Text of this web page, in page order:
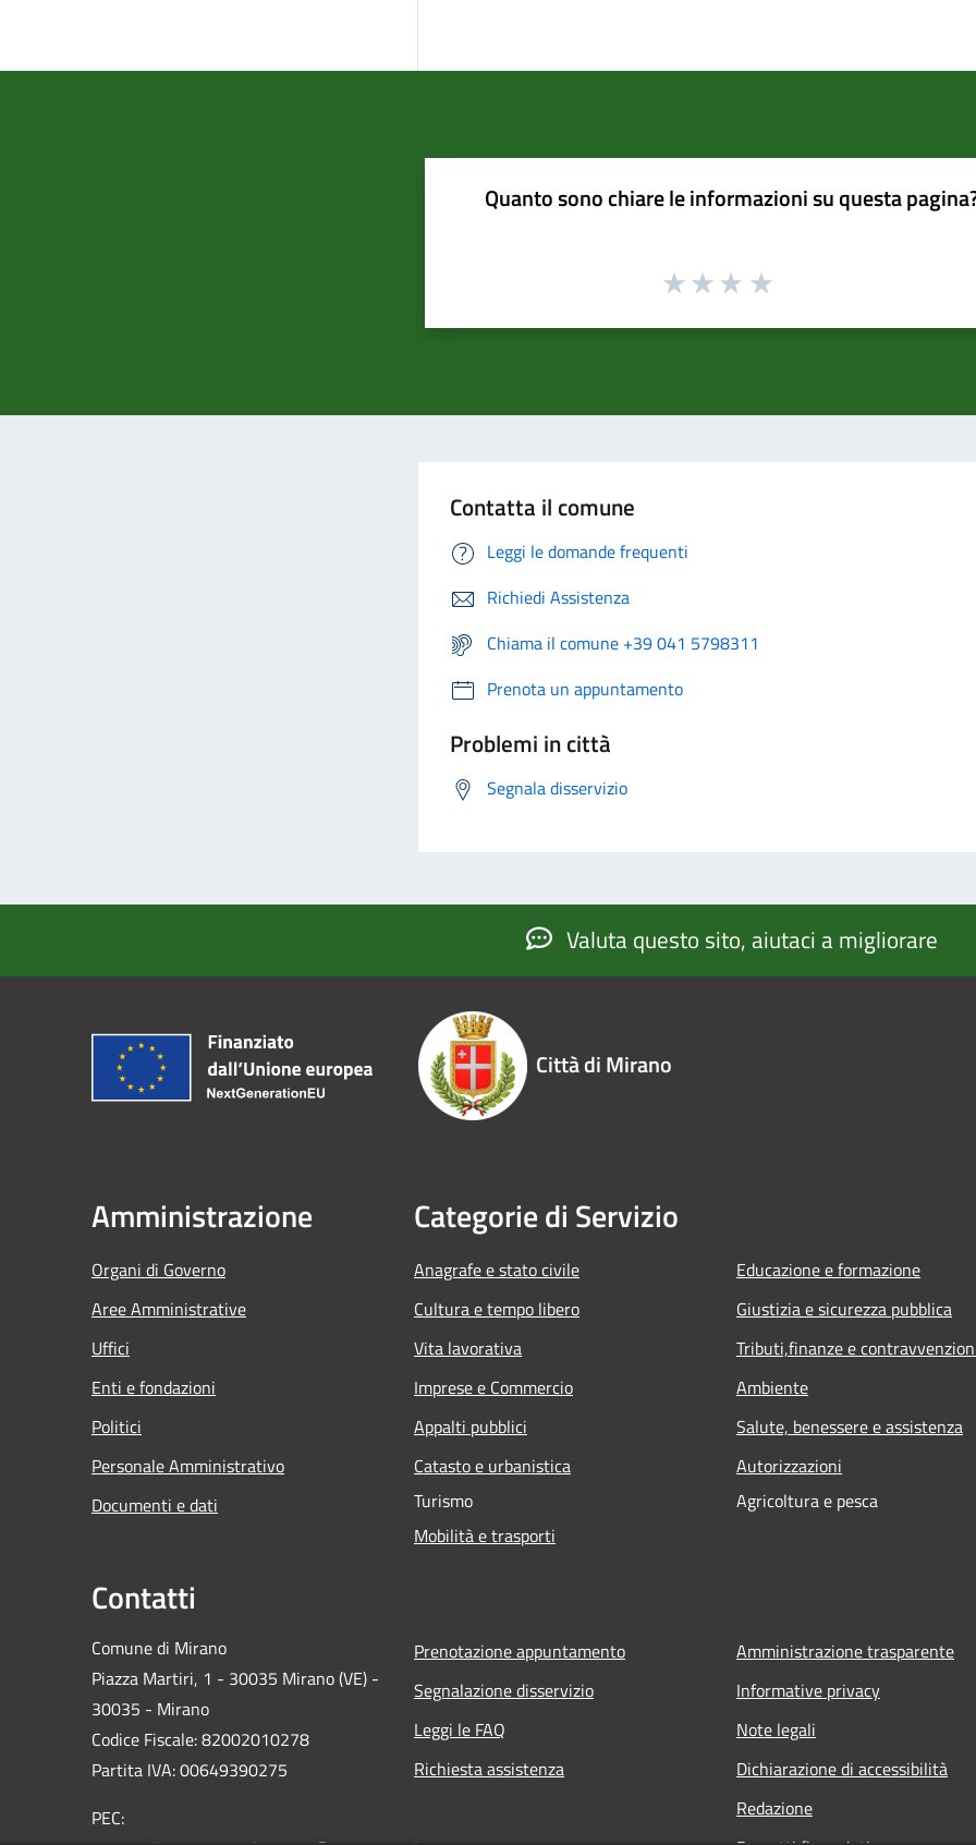
Quanto sono chiare le informazioni su questa
Contatta il comune
Leggi le domande frequenti
Richiedi Assistenza
Chiama il comune +39 041 5798311
Prenota un appuntamento
Problemi in città
Segnala disservizio
Valuta questo sito, aiutaci a migliorare
Città di Mirano
Amministrazione
Organi di Governo
Aree Amministrative
Uffici
Enti e fondazioni
Politici
Personale Amministrativo
Documenti e dati
Categorie di Servizio
Anagrafe e stato civile
Cultura e tempo libero
Vita lavorativa
Imprese e Commercio
Appalti pubblici
Catasto e urbanistica
Turismo
Mobilità e trasporti
Educazione e formazione
Giustizia e sicurezza pubblica
Tributi,finanze e
Ambiente
Salute, benessere e assistenza
Autorizzazioni
Agricoltura e pesca
Contatti
Comune di Mirano
Piazza Martiri, 1 - 30035 Mirano (VE) -
30035 - Mirano
Codice Fiscale: 82002010278
Partita IVA: 00649390275
PEC:
Prenotazione appuntamento
Segnalazione disservizio
Leggi le FAQ
Richiesta assistenza
Amministrazione trasparente
Informative privacy
Note legali
Dichiarazione di accessibilità
Redazione